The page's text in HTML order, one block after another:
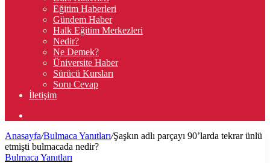
Eğitim Haberleri
Gündem Haber
Halk Eğitim Merkezleri
Nedir?
Ne Demek?
Üniversite Haber
Sürücü Kursları
Soru Cevap
İletişim
...
Anasayfa/Bulmaca Yanıtları/Şaşkın adlı parçayı 90’larda tekrar ünlü
etmişti bulmacada nedir?
Bulmaca Yanıtları